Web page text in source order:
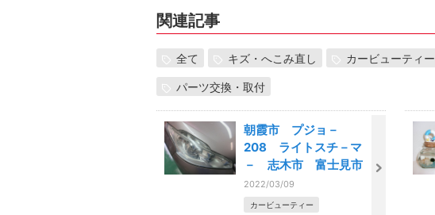
関連記事
全て キズ・へこみ直し カービューティー
パーツ交換・取付
朝霞市 プジョ－
208 ライトスチ－マ
－ 志木市 富士見市
2022/03/09
カービューティー